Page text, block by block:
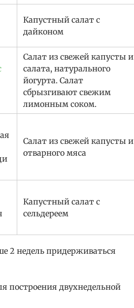
Капустный салат с
дайконом
Салат из свежей капусты и
салата, натурального
йогурта. Салат
сбрызгивают свежим
лимонным соком.
Салат из свежей капусты и
отварного мяса
Капустный салат с
сельдереем
2 недель придерживаться
построения двухнедельной